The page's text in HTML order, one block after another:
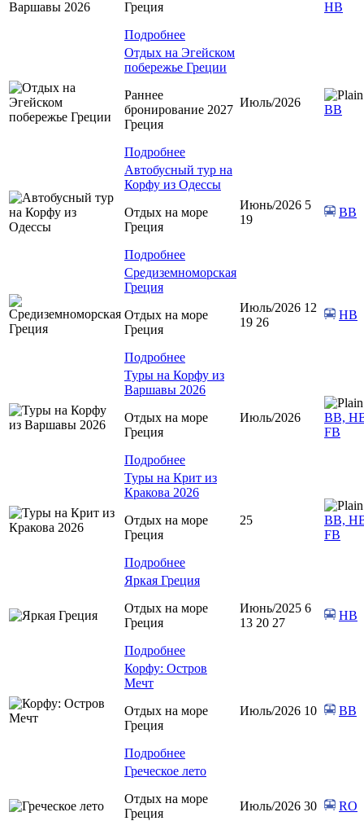
Греция
Подробнее
HB
Отдых на Эгейском
побережье Греции
Раннее
бронирование 2027
Греция
Подробнее
Июль/2026
BB
Автобусный тур на
Корфу из Одессы
Отдых на море
Греция
Подробнее
Июнь/2026 5
19
BB
Средиземноморская
Греция
Отдых на море
Греция
Подробнее
Июль/2026 12
19 26
HB
Туры на Корфу из
Варшавы 2026
Отдых на море
Греция
Подробнее
Июль/2026
ВВ,
FB
Туры на Крит из
Кракова 2026
Отдых на море
Греция
Подробнее
25
ВВ,
FB
Яркая Греция
Отдых на море
Греция
Подробнее
Июнь/2025 6
13 20 27
HB
Корфу: Остров
Мечт
Отдых на море
Греция
Подробнее
Июль/2026 10 BB
Греческое лето
Отдых на море
Греция
Июль/2026 30 RO